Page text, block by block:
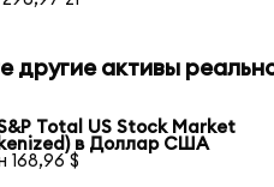
другие активы
Total US Stock Market
в Доллар США
168,96 $